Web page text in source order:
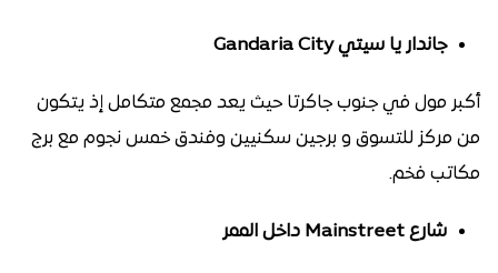
جاندار يا سيتي Gandaria City
أكبر مول في جنوب جاكرتا حيث يعد مجمع متكامل إذ يتكون
من مركز للتسوق و برجين سكنيين وفندق خمس نجوم مع برج
مكاتب فخم.
شارع Mainstreet داخل الممر